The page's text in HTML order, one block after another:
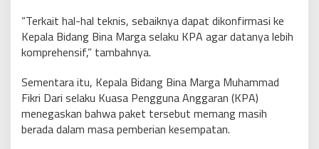
“Terkait hal-hal teknis, sebaiknya dapat dikonfirmasi ke
Kepala Bidang Bina Marga selaku KPA agar datanya lebih
komprehensif,” tambahnya.
Sementara itu, Kepala Bidang Bina Marga Muhammad
Fikri Dari selaku Kuasa Pengguna Anggaran (KPA)
menegaskan bahwa paket tersebut memang masih
berada dalam masa pemberian kesempatan.